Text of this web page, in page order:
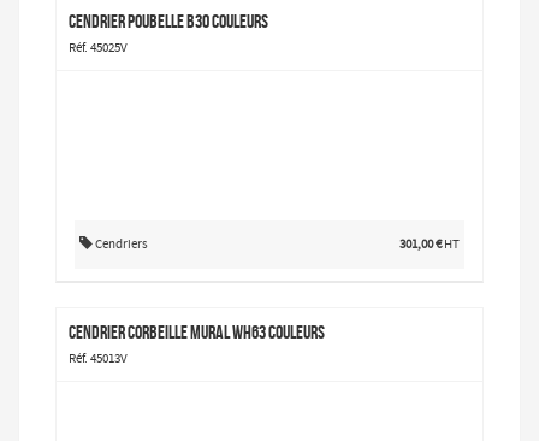
Cendrier poubelle B30 couleurs
Réf. 45025V
Cendriers 301,00 € HT
Cendrier corbeille mural WH63 couleurs
Réf. 45013V